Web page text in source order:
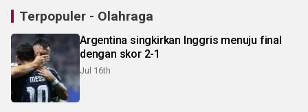
Terpopuler - Olahraga
Argentina singkirkan Inggris menuju final
dengan skor 2-1
Jul 16th